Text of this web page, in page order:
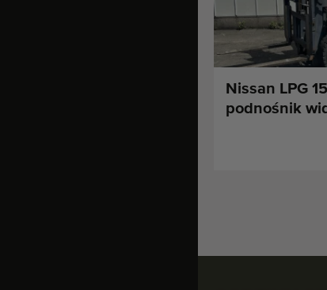
Nissan LPG
podnośnik